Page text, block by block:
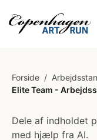
Forside /
Elite Team -
Dele af indholdet
med hjælp fra AI.